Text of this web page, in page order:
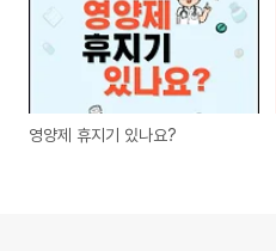
영양제 휴지기 있나요?